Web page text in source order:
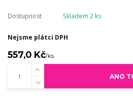
Dostupnost Skladem 2 ks
Nejsme plátci DPH
557,0 Kč/ks
ANO